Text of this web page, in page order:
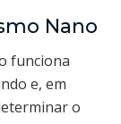
Nano
funciona
e, em
o